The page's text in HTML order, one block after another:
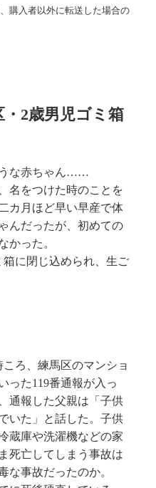
購入者以外に転送した場合の
2歳男児ゴミ箱
うな赤ちゃん……
名をつけた時のことを
カ月ほど早い早産で体
んだったが、初めての
かった。
箱に閉じ込められ、生ご
ろ、練馬区のマンショ
った119番通報が入っ
通報した父親は「子供
いた」と話した。子供
蔵庫や洗濯機などの家
死亡してしまう事故は
な事故だったのか。